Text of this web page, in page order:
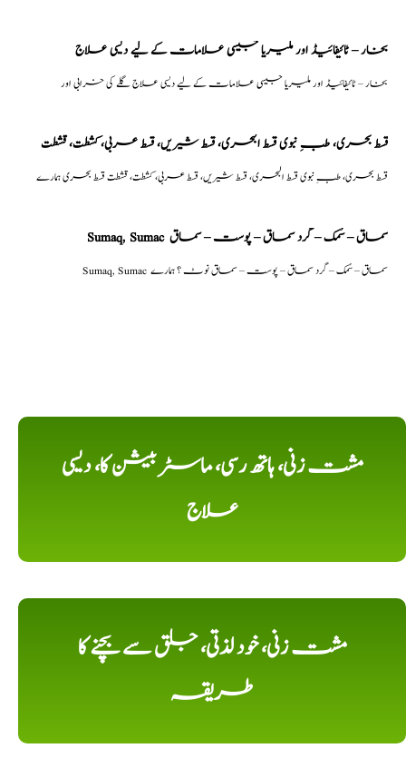
بخار – ٹائیفائیڈ اور ملیریا جیسی علامات کے لیے دیسی علاج
بخار – ٹائیفائیڈ اور ملیریا جیسی علامات کے لیے دیسی علاج گلے کی خرابی اور
قسط بحری، طبِ نبوی قسط البحری، قسط شیریں، قسط عربی، كشطت، قشطت
قسط بحری، طبِ نبوی قسط البحری، قسط شیریں، قسط عربی، كشطت، قشطت قسط بحری ہمارے
Sumaq, Sumac سماق – سُمک – گرد سماق – پوست – سماق
Sumaq, Sumac سماق – سُمک – گرد سماق – پوست – سماق نوٹ ؟ ہمارے
مشت زنی، ہاتھ رسی، ماسٹر بیشن کا، دیسی
علاج
مشت زنی، خود لذتی، جلق سے بچنے کا
طریقہ